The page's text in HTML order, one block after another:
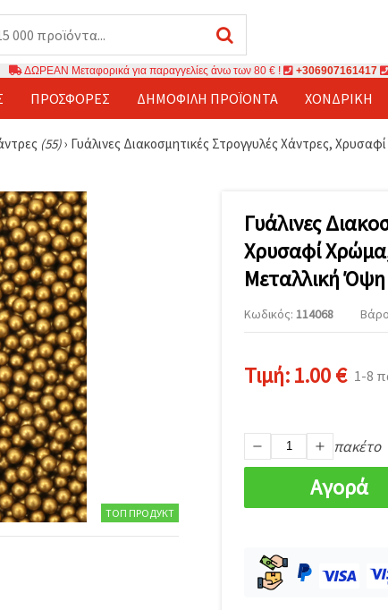
ΔΩΡΕΑΝ Μεταφορικά για παραγγελίες άνω των 80 € ! +306907161417
ΠΡΟΣΦΟΡΈΣ ΔΗΜΟΦΙΛΉ ΠΡΟΪΌΝΤΑ ΧΟΝΔΡΙΚΉ
(55)› Γυάλινες Διακοσμητικές Στρογγυλές Χάντρες,
ТОП ПРОДУКТ
Γυάλινες
Χρυσαφί
Μεταλλική Όψη
Κωδικός: 114068
Τιμή:1.00 € 1-8
πακέτο
Αγορά